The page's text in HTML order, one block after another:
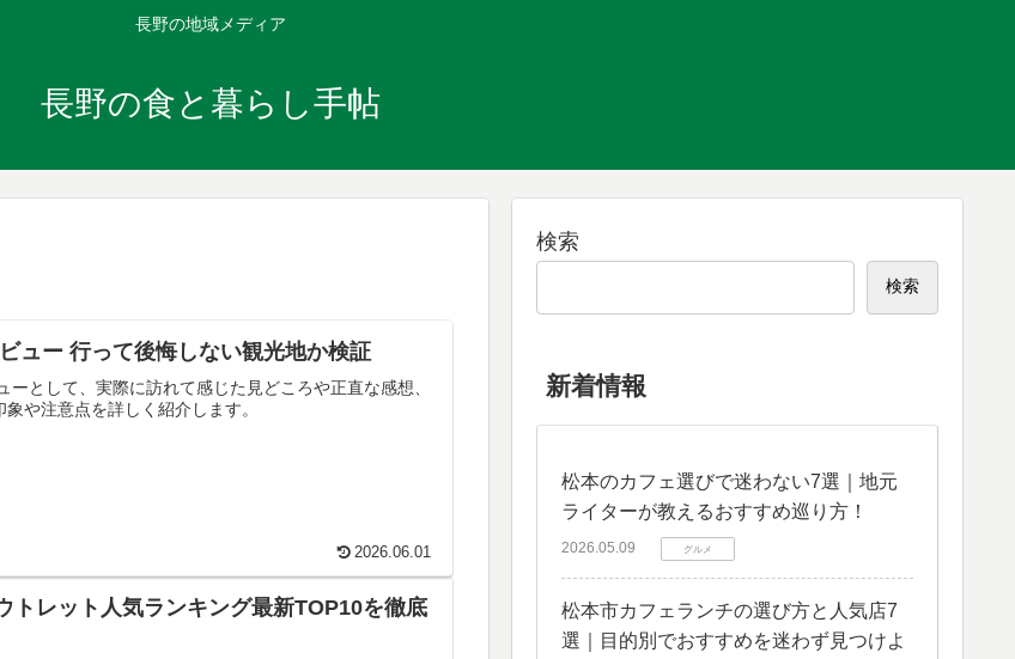
長野の地域メディア
長野の食と暮らし手帖
ュー 行って後悔しない観光地か検証
ーとして、実際に訪れて感じた見どころや正直な感想、
象や注意点を詳しく紹介します。
2026.06.01
トレット人気ランキング最新TOP10を徹底
検索
検索
新着情報
松本のカフェ選びで迷わない7選｜地元
ライターが教えるおすすめ巡り方！
2026.05.09 グルメ
松本市カフェランチの選び方と人気店7
選｜目的別でおすすめを迷わず見つけよ